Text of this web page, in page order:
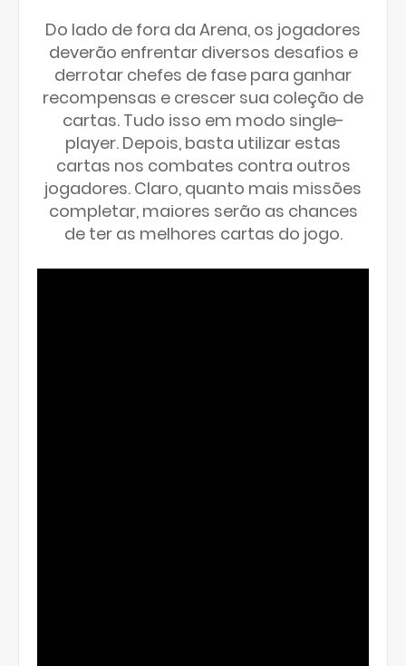
Do lado de fora da Arena, os jogadores
deverão enfrentar diversos desafios e
derrotar chefes de fase para ganhar
recompensas e crescer sua coleção de
cartas. Tudo isso em modo single-
player. Depois, basta utilizar estas
cartas nos combates contra outros
jogadores. Claro, quanto mais missões
completar, maiores serão as chances
de ter as melhores cartas do jogo.